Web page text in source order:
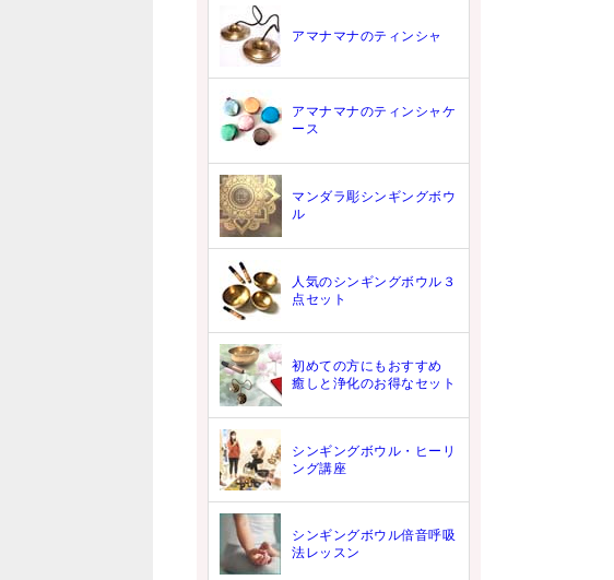
アマナマナのティンシャ
アマナマナのティンシャケ
ース
マンダラ彫シンギングボウ
ル
人気のシンギングボウル３
点セット
初めての方にもおすすめ
癒しと浄化のお得なセット
シンギングボウル・ヒーリ
ング講座
シンギングボウル倍音呼吸
法レッスン